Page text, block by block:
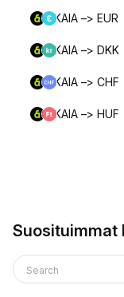
KAIA –> EUR
KAIA –> DKK
KAIA –> CHF
KAIA –> HUF
Search